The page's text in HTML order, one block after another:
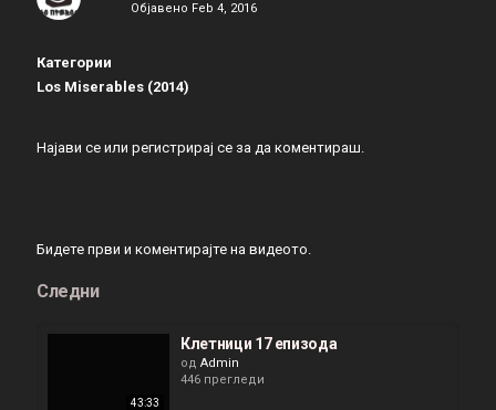
Објавено Feb 4, 2016
Категории
Los Miserables (2014)
Најави се или регистрирај се за да коментираш.
Бидете први и коментирајте на видеото.
Следни
43:33
Клетници 17 епизода
од Admin
446 прегледи